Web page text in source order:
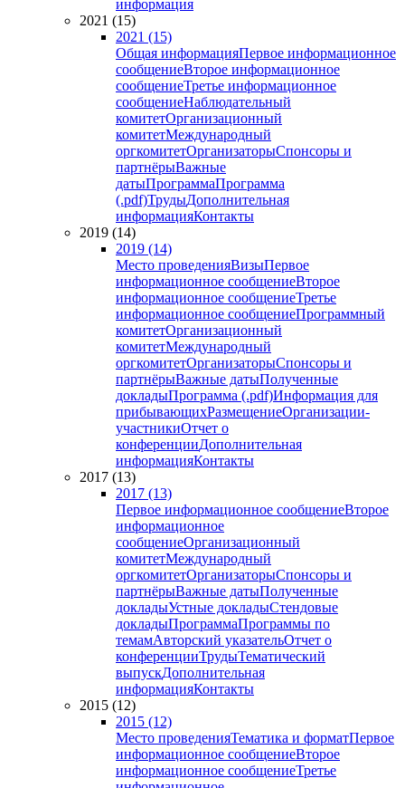
информация
2021 (15)
2021 (15)
Общая информацияПервое информационное
сообщениеВторое информационное
сообщениеТретье информационное
сообщениеНаблюдательный
комитетОрганизационный
комитетМеждународный
оргкомитетОрганизаторыСпонсоры и
партнёрыВажные
датыПрограммаПрограмма
(.pdf)ТрудыДополнительная
информацияКонтакты
2019 (14)
2019 (14)
Место проведенияВизыПервое
информационное сообщениеВторое
информационное сообщениеТретье
информационное сообщениеПрограммный
комитетОрганизационный
комитетМеждународный
оргкомитетОрганизаторыСпонсоры и
партнёрыВажные датыПолученные
докладыПрограмма (.pdf)Информация для
прибывающихРазмещениеОрганизации-
участникиОтчет о
конференцииДополнительная
информацияКонтакты
2017 (13)
2017 (13)
Первое информационное сообщениеВторое
информационное
сообщениеОрганизационный
комитетМеждународный
оргкомитетОрганизаторыСпонсоры и
партнёрыВажные датыПолученные
докладыУстные докладыСтендовые
докладыПрограммаПрограммы по
темамАвторский указательОтчет о
конференцииТрудыТематический
выпускДополнительная
информацияКонтакты
2015 (12)
2015 (12)
Место проведенияТематика и форматПервое
информационное сообщениеВторое
информационное сообщениеТретье